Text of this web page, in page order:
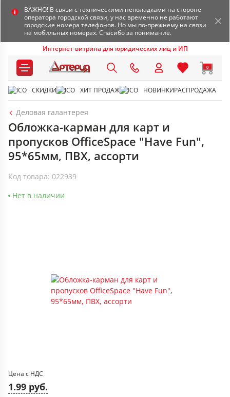
ВАЖНО! В связи с техническими неполадками на стороне
оператора городской связи, у нас временно не работают
городские номера телефонов. Но мы по-прежнему на связи
на мобильных номерах. Спасибо за понимание.
Интернет-витрина для юридических лиц и ИП
0
СКИДКИ ХИТ ПРОДАЖ НОВИНКИРАСПРОДАЖА
Деловая галантерея
Обложка-карман для карт и
пропусков OfficeSpace "Have Fun",
95*65мм, ПВХ, ассорти
Код товара: 022939
Нет в наличии
Цена с НДС
1.99 руб.